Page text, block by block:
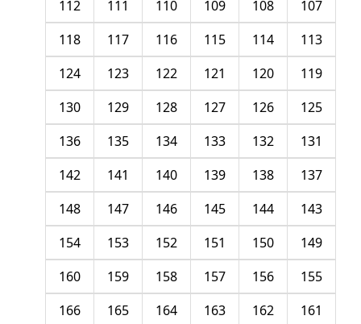
107
108
109
110
111
112
113
114
115
116
117
118
119
120
121
122
123
124
125
126
127
128
129
130
131
132
133
134
135
136
137
138
139
140
141
142
143
144
145
146
147
148
149
150
151
152
153
154
155
156
157
158
159
160
161
162
163
164
165
166